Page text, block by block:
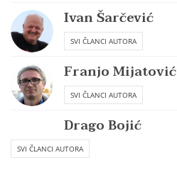
Ivan Šarčević
SVI ČLANCI AUTORA
Franjo Mijatović
SVI ČLANCI AUTORA
Drago Bojić
SVI ČLANCI AUTORA